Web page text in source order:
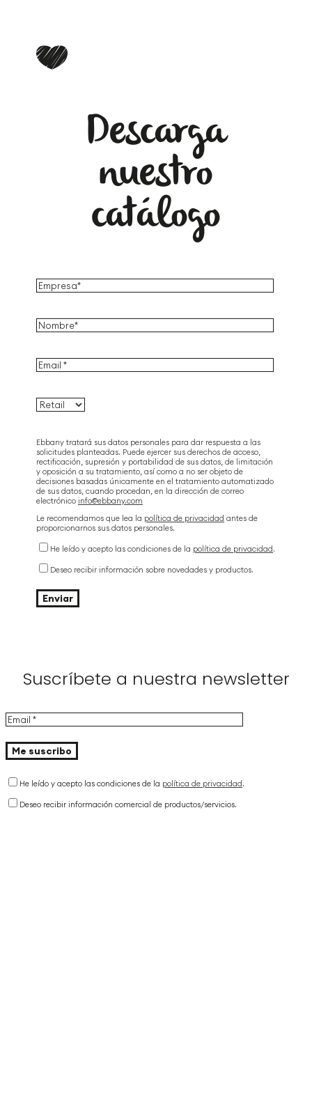
Descarga
nuestro
catálogo
Ebbany tratará sus datos personales para dar respuesta a las
solicitudes planteadas. Puede ejercer sus derechos de acceso,
rectificación, supresión y portabilidad de sus datos, de limitación
y oposición a su tratamiento, así como a no ser objeto de
decisiones basadas únicamente en el tratamiento automatizado
de sus datos, cuando procedan, en la dirección de correo
electrónico info@ebbany.com
Le recomendamos que lea la política de privacidad antes de
proporcionarnos sus datos personales.
He leído y acepto las condiciones de la política de privacidad .
Deseo recibir información sobre novedades y productos.
Suscríbete a nuestra newsletter
He leído y acepto las condiciones de la política de privacidad .
Deseo recibir información comercial de productos/servicios.